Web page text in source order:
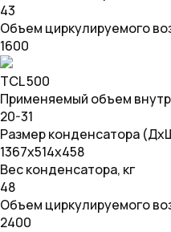
43
Объем циркулируемого
1600
TCL 500
Применяемый объем
20-31
Размер конденсатора
1367х514х458
Вес конденсатора, кг
48
Объем циркулируемого
2400